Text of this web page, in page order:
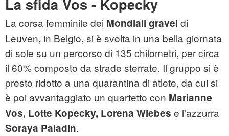
La sfida Vos - Kopecky
La corsa femminile dei Mondiali gravel di
Leuven, in Belgio, si è svolta in una bella giornata
di sole su un percorso di 135 chilometri, per circa
il 60% composto da strade sterrate. Il gruppo si è
presto ridotto a una quarantina di atlete, da cui si
è poi avvantaggiato un quartetto con Marianne
Vos, Lotte Kopecky, Lorena Wiebes e l'azzurra
Soraya Paladin.